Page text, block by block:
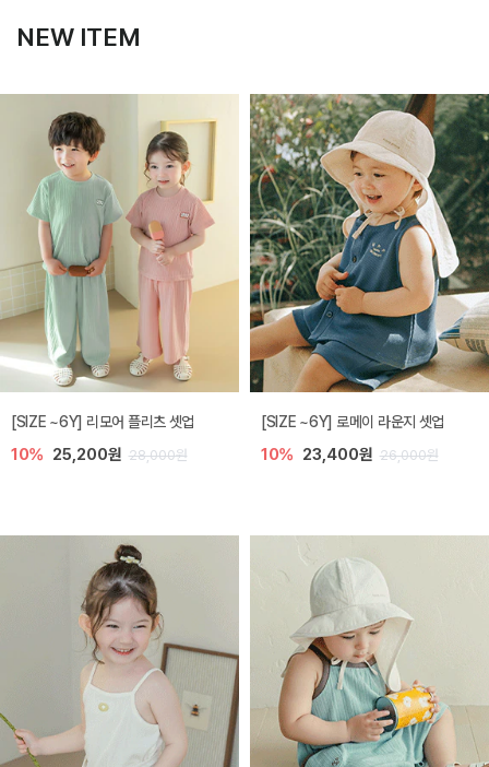
NEW ITEM
[SIZE ~6Y] 리모어 플리츠 셋업
10% 25,200원 28,000원
[SIZE ~6Y] 로메이 라운지 셋업
10% 23,400원 26,000원